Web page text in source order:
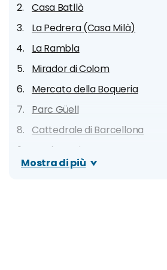
Casa Batllò
La Pedrera (Casa Milà)
La Rambla
Mirador di Colom
Mercato della Boqueria
Parc Güell
Cattedrale di Barcellona
Barrio Gotico
Palau de la Música Catalana
Mostra di più